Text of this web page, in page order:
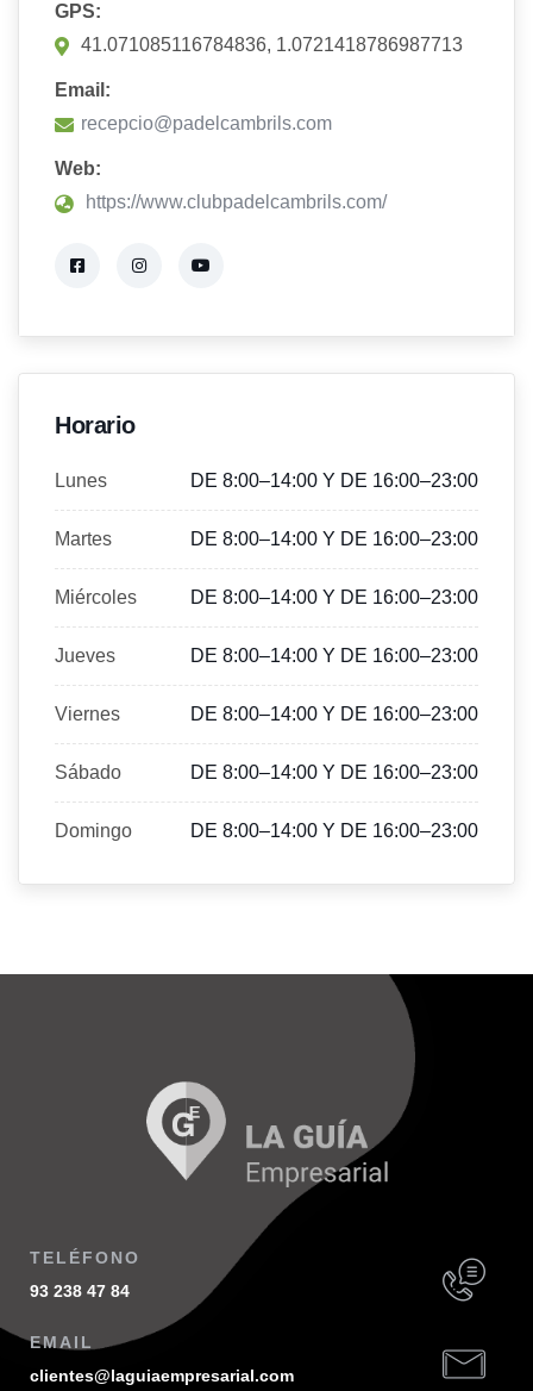
GPS:
41.071085116784836, 1.0721418786987713
Email:
recepcio@padelcambrils.com
Web:
https://www.clubpadelcambrils.com/
Horario
Lunes DE 8:00–14:00 Y DE 16:00–23:00
Martes DE 8:00–14:00 Y DE 16:00–23:00
Miércoles DE 8:00–14:00 Y DE 16:00–23:00
Jueves DE 8:00–14:00 Y DE 16:00–23:00
Viernes DE 8:00–14:00 Y DE 16:00–23:00
Sábado DE 8:00–14:00 Y DE 16:00–23:00
Domingo DE 8:00–14:00 Y DE 16:00–23:00
TELÉFONO
93 238 47 84
EMAIL
clientes@laguiaempresarial.com